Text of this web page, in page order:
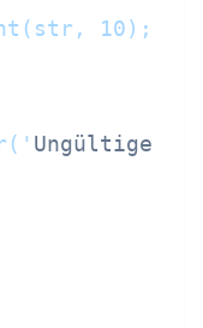
10);
Ungültige